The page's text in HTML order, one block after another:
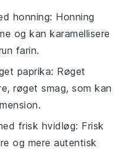
honning: Honning
og kan karamellisere
farin.
paprika: Røget
røget smag, som kan
frisk hvidløg: Frisk
og mere autentisk